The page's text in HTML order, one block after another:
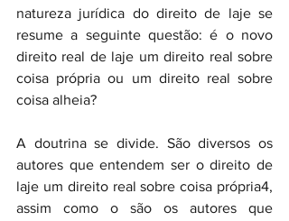
natureza jurídica do direito de laje se
resume a seguinte questão: é o novo
direito real de laje um direito real sobre
coisa própria ou um direito real sobre
coisa alheia?
A doutrina se divide. São diversos os
autores que entendem ser o direito de
laje um direito real sobre coisa própria4,
assim como o são os autores que